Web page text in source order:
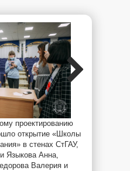
проектированию
открытие «Школы
в стенах СтГАУ,
Языкова Анна,
Валерия и